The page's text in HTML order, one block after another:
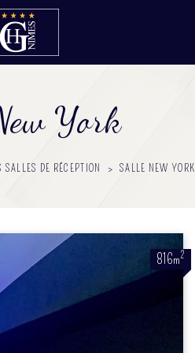
York
SALLES DE RÉCEPTION > SALLE NEW YORK
816m2